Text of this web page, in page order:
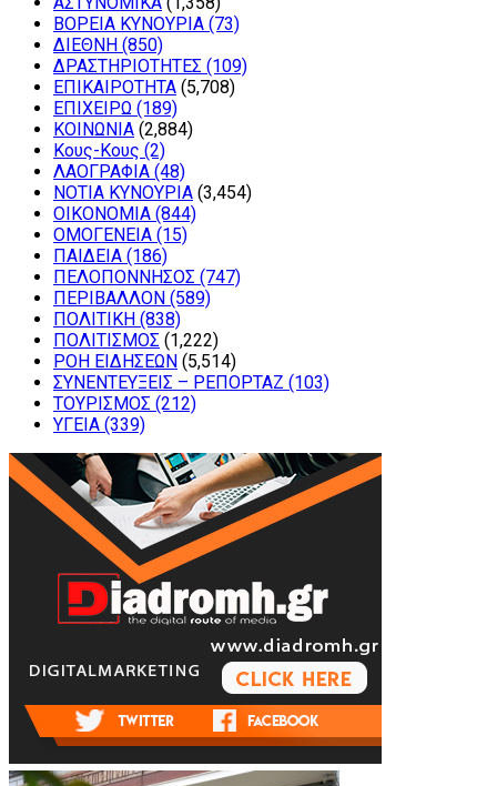
ΒΟΡΕΙΑ ΚΥΝΟΥΡΙΑ (73)
ΔΙΕΘΝΗ (850)
ΔΡΑΣΤΗΡΙΟΤΗΤΕΣ (109)
ΕΠΙΚΑΙΡΟΤΗΤΑ (5,708)
ΕΠΙΧΕΙΡΩ (189)
ΚΟΙΝΩΝΙΑ (2,884)
Κους-Κους (2)
ΛΑΟΓΡΑΦΙΑ (48)
ΝΟΤΙΑ ΚΥΝΟΥΡΙΑ (3,454)
ΟΙΚΟΝΟΜΙΑ (844)
ΟΜΟΓΕΝΕΙΑ (15)
ΠΑΙΔΕΙΑ (186)
ΠΕΛΟΠΟΝΝΗΣΟΣ (747)
ΠΕΡΙΒΑΛΛΟΝ (589)
ΠΟΛΙΤΙΚΗ (838)
ΠΟΛΙΤΙΣΜΟΣ (1,222)
ΡΟΗ ΕΙΔΗΣΕΩΝ (5,514)
ΣΥΝΕΝΤΕΥΞΕΙΣ – ΡΕΠΟΡΤΑΖ (103)
ΤΟΥΡΙΣΜΟΣ (212)
ΥΓΕΙΑ (339)